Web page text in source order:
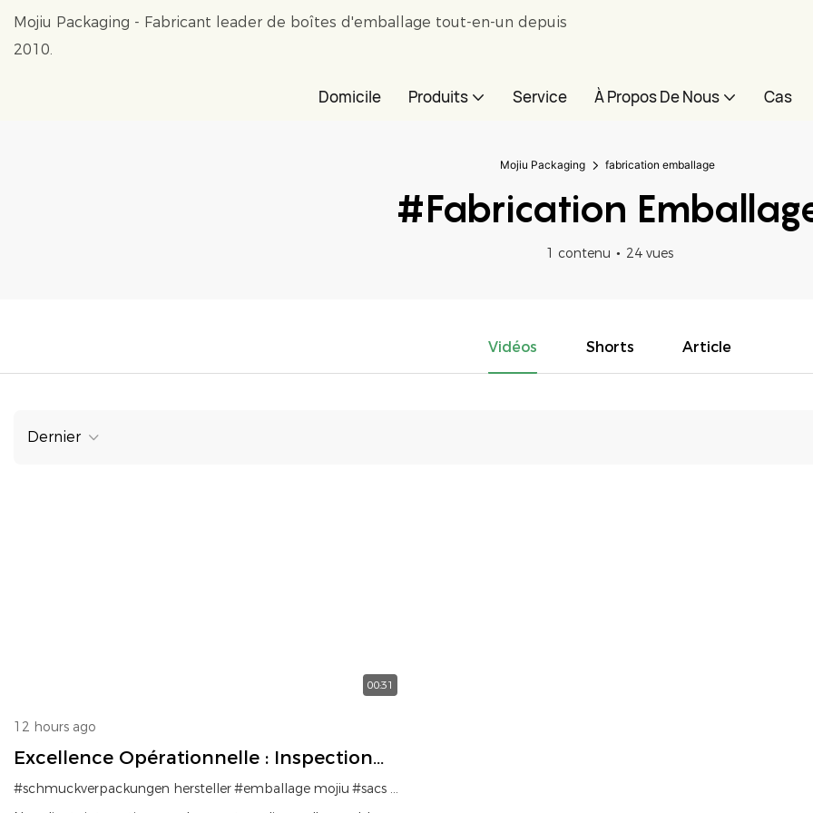
Mojiu Packaging - Fabricant leader de boîtes d'emballage tout-en-un depuis
2010.
Domicile Produits Service À Propos De Nous Cas
Mojiu Packaging fabrication emballage
#fabrication
1 contenu 24 vues
Vidéos Shorts Article
Dernier
00:31
12 hours ago
Excellence Opérationnelle : Inspection
Du Flux De Production Sur Site
#schmuckverpackungen hersteller#emballage mojiu #sacs pour jeux personnels